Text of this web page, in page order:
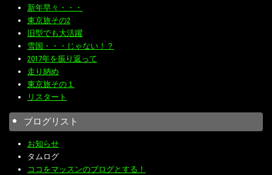
新年早々・・・
東京旅その2
旧型でも大活躍
雪国・・・じゃない！？
2017年を振り返って
走り納め
東京旅その１
リスタート
ブログリスト
お知らせ
タムログ
ココをマッスンのブログとする！